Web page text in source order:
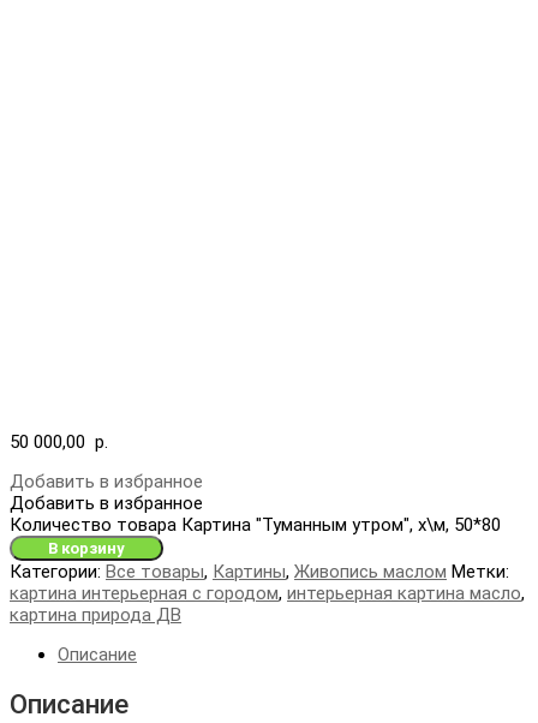
50 000,00 р.
Добавить в избранное
Добавить в избранное
Количество товара Картина "Туманным утром", х\м, 50*80
В корзину
Категории: Все товары, Картины, Живопись маслом Метки:
картина интерьерная с городом, интерьерная картина масло,
картина природа ДВ
Описание
Описание